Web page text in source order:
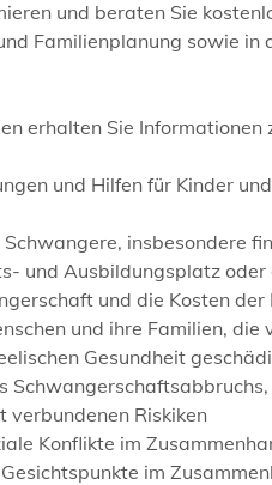
und beraten Sie
Familienplanung sowie in
erhalten Sie Informationen
und Hilfen für Kinder
insbesondere
und Ausbildungsplatz oder
und die Kosten der
und ihre Familien, die
Gesundheit
verbundenen Riskiken
Konflikte im
im